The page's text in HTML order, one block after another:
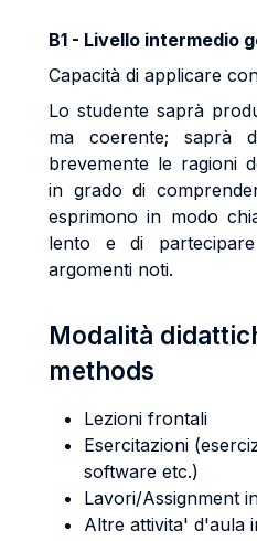
B1 - Livello intermedio
Capacità di applicare
Lo studente saprà
ma coerente; saprà
brevemente le ragioni
in grado di
esprimono in modo
lento e di
argomenti noti.
Modalità
methods
Lezioni frontali
Esercitazioni
software etc.)
Lavori/Assignment
Altre attivita' d'aula